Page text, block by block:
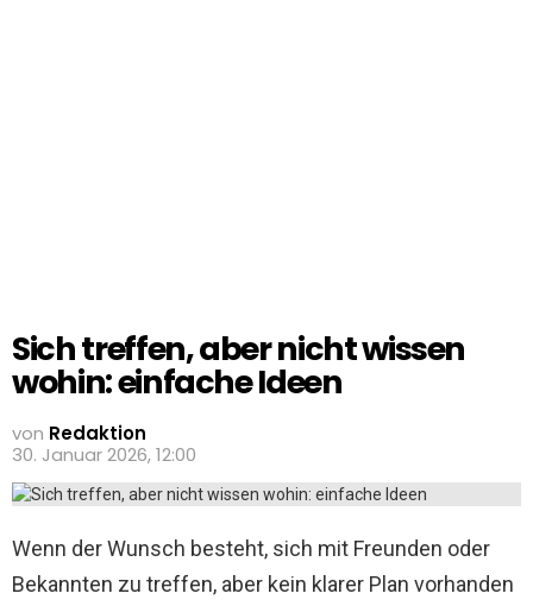
Sich treffen, aber nicht wissen
wohin: einfache Ideen
von Redaktion
30. Januar 2026, 12:00
Wenn der Wunsch besteht, sich mit Freunden oder
Bekannten zu treffen, aber kein klarer Plan vorhanden